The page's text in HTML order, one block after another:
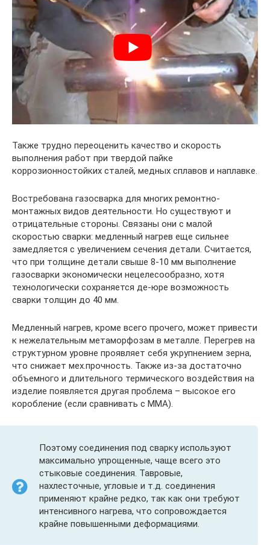
Также трудно переоценить качество и скорость
выполнения работ при твердой пайке
коррозионностойких сталей, медных сплавов и наплавке.
Востребована газосварка для многих ремонтно-
монтажных видов деятельности. Но существуют и
отрицательные стороны. Связаны они с малой
скоростью сварки: медленный нагрев еще сильнее
замедляется с увеличением сечения детали. Считается,
что при толщине детали свыше 8-10 мм выполнение
газосварки экономически нецелесообразно, хотя
технологически сохраняется де-юре возможность
сварки толщин до 40 мм.
Медленный нагрев, кроме всего прочего, может привести
к нежелательным метаморфозам в металле. Перегрев на
структурном уровне проявляет себя укрупнением зерна,
что снижает мех.прочность. Также из-за достаточно
объемного и длительного термического воздействия на
изделие появляется другая проблема – высокое его
коробление (если сравнивать с ММА).
Поэтому соединения под сварку используют
максимально упрощенные, чаще всего это
стыковые соединения. Тавровые,
нахлесточные, угловые и т.д. соединения
применяют крайне редко, так как они требуют
интенсивного нагрева, что сопровождается
крайне повышенными деформациями.